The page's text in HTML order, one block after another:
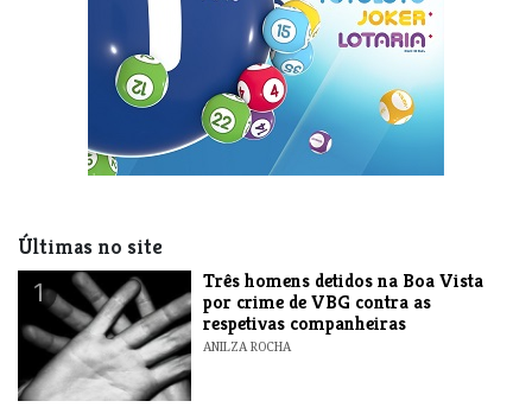
Últimas no site
1
Três homens detidos na Boa Vista
por crime de VBG contra as
respetivas companheiras
ANILZA ROCHA